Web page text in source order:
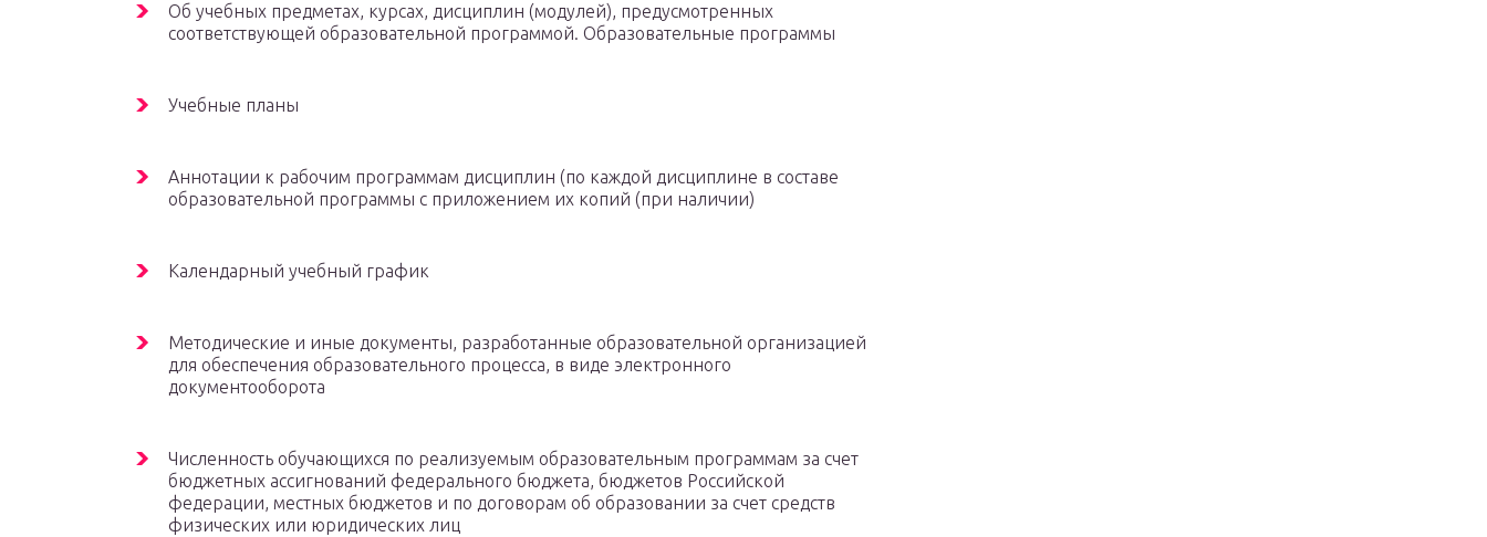
Об учебных предметах, курсах, дисциплин (модулей), предусмотренных
соответствующей образовательной программой. Образовательные программы
Учебные планы
Аннотации к рабочим программам дисциплин (по каждой дисциплине в составе
образовательной программы с приложением их копий (при наличии)
Календарный учебный график
Методические и иные документы, разработанные образовательной организацией
для обеспечения образовательного процесса, в виде электронного
документооборота
Численность обучающихся по реализуемым образовательным программам за счет
бюджетных ассигнований федерального бюджета, бюджетов Российской
федерации, местных бюджетов и по договорам об образовании за счет средств
физических или юридических лиц